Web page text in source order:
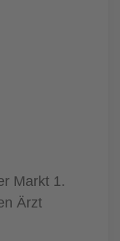
Markt 1.
Ärzt